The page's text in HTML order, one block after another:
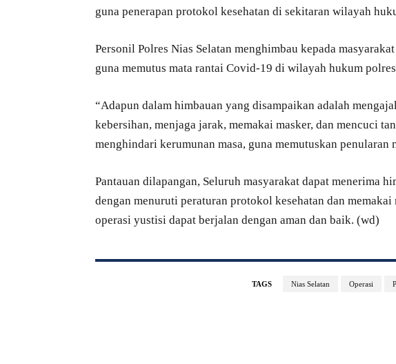
guna penerapan protokol kesehatan di sekitaran wilayah
Personil Polres Nias Selatan menghimbau kepada
guna memutus mata rantai Covid-19 di wilayah hukum
“Adapun dalam himbauan yang disampaikan adalah
kebersihan, menjaga jarak, memakai masker, dan mencuci
menghindari kerumunan masa, guna memutuskan penularan
Pantauan dilapangan, Seluruh masyarakat dapat menerima
dengan menuruti peraturan protokol kesehatan dan
operasi yustisi dapat berjalan dengan aman dan baik. (wd)
TAGS Nias Selatan Operasi